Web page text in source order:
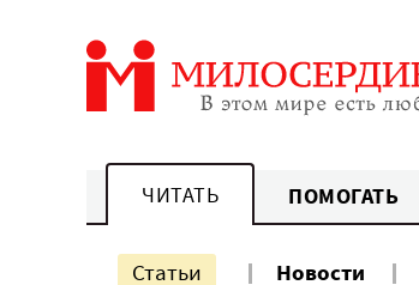
ЧИТАТЬ ПОМОГАТЬ
Статьи Новости